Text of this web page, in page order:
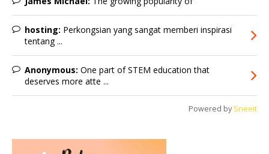
hosting: Perkongsian yang sangat memberi inspirasi
tentang ...
Anonymous: One part of STEM education that
deserves more atte ...
Powered by Sneeit